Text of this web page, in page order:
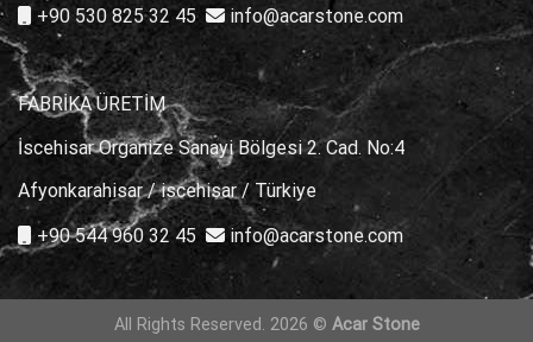
+90 530 825 32 45
info@acarstone.com
FABRİKA ÜRETİM
İscehisar Organize Sanayi Bölgesi 2. Cad. No:4
Afyonkarahisar / iscehisar / Türkiye
+90 544 960 32 45
info@acarstone.com
All Rights Reserved. 2026 © Acar Stone